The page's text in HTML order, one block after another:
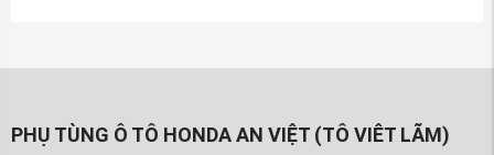
PHỤ TÙNG Ô TÔ HONDA AN VIỆT (TÔ VIÊT LÃM)